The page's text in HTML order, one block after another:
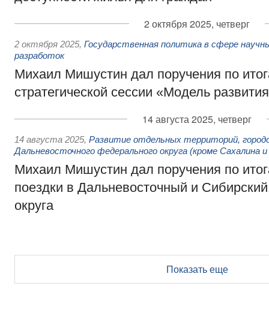
2 октября 2025, четверг
2 октября 2025, Государственная политика в сфере
разработок
Михаил Мишустин дал поручения по
стратегической сессии «Модель
14 августа 2025, четверг
14 августа 2025, Развитие отдельных территорий,
Дальневосточного федерального округа (кроме Сахалина
Михаил Мишустин дал поручения по
поездки в Дальневосточный и
округа
Показать еще